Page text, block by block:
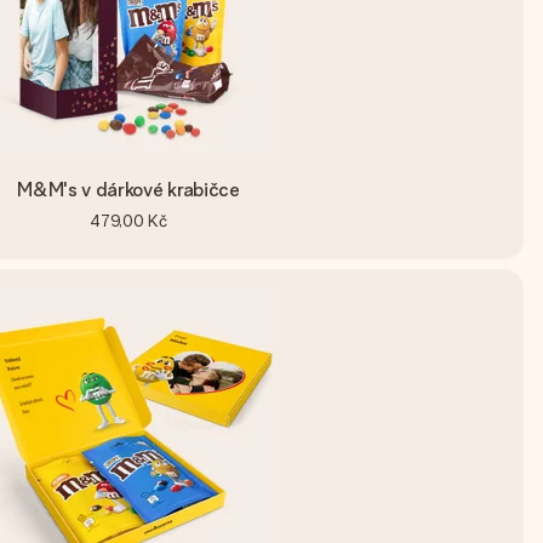
M&M's v dárkové krabičce
479,00 Kč